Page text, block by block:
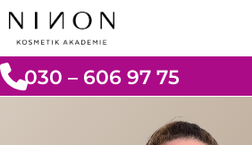
030 – 606 97 75